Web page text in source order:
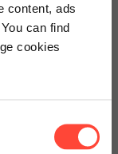
content, ads
can find
cookies
bei der